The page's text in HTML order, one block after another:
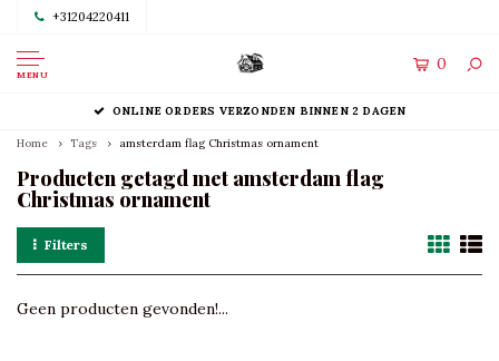
+31204220411
MENU
0
ONLINE ORDERS VERZONDEN BINNEN 2 DAGEN
Home Tags amsterdam flag Christmas ornament
Producten getagd met amsterdam flag
Christmas ornament
Filters
Geen producten gevonden!...